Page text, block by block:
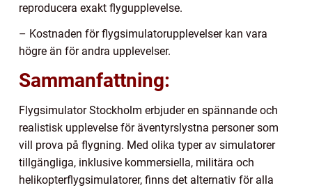
reproducera exakt flygupplevelse.
– Kostnaden för flygsimulatorupplevelser kan vara
högre än för andra upplevelser.
Sammanfattning:
Flygsimulator Stockholm erbjuder en spännande och
realistisk upplevelse för äventyrslystna personer som
vill prova på flygning. Med olika typer av simulatorer
tillgängliga, inklusive kommersiella, militära och
helikopterflygsimulatorer, finns det alternativ för alla